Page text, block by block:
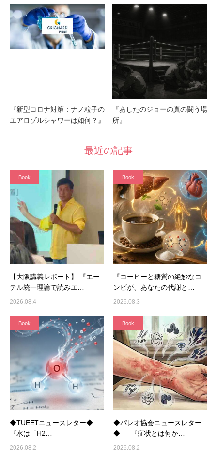
『新型コロナ対策：ナノ粒子の
エアロゾルシャワーは如何？』
『あしたのジョーの真の闘う場
所』
最近の記事
Book
【大阪講義レポート】 『エー
テル統一理論で読みエ…
2026.08.4
Book
『コーヒーと糖質の絶妙なコ
ンビが、あなたの代謝と…
2026.08.3
Book
◆TUEETニュースレター◆
『水は「H2…
2026.08.2
Book
◆パレオ協会ニュースレター
◆ 『症状とは何か…
2026.08.2